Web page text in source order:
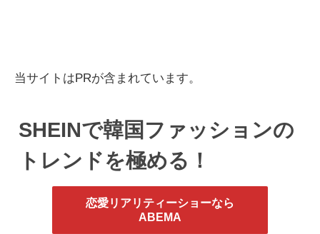
当サイトはPRが含まれています。
SHEINで韓国ファッションの
トレンドを極める！
恋愛リアリティーショーなら
ABEMA